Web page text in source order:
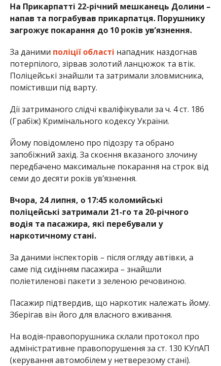
На Прикарпатті 22-річний мешканець Долини –
напав та пограбував прикарпатця. Порушнику
загрожує покарання до 10 років ув’язнення.
За даними поліції області нападник наздогнав
потерпілого, зірвав золотий ланцюжок та втік.
Поліцейські знайшли та затримали зловмисника,
помістивши під варту.
Дії затриманого слідчі кваліфікували за ч. 4 ст. 186
(Грабіж) Кримінального кодексу України.
Йому повідомлено про підозру та обрано
запобіжний захід. За скоєння вказаного злочину
передбачено максимальне покарання на строк від
семи до десяти років ув’язнення.
Вчора, 24 липня, о 17:45 коломийські
поліцейські затримали 21-го та 20-річного
водія та пасажира, які перебували у
наркотичному стані.
За даними інспекторів – після огляду автівки, а
саме під сидінням пасажира – знайшли
поліетиленові пакети з зеленою речовиною.
Пасажир підтвердив, що наркотик належать йому.
Зберігав він його для власного вживання.
На водія-правопорушника склали протокол про
адміністративне правопорушення за ст. 130 КУпАП
(керування автомобілем у нетверезому стані).